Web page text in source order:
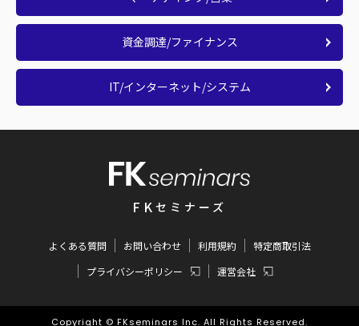
資金調達/ファイナンス
IT/インターネット/システム
FK セミナーズ
よくある質問 お問い合わせ 利用規約
特定商取引法
プライバシーポリシー
運営会社
Copyright © FKseminars Inc. All Rights Reserved.